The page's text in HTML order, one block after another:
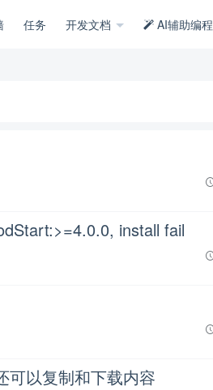
任务 开发文档 AI辅助编程
install fail
可以复制和下载内容